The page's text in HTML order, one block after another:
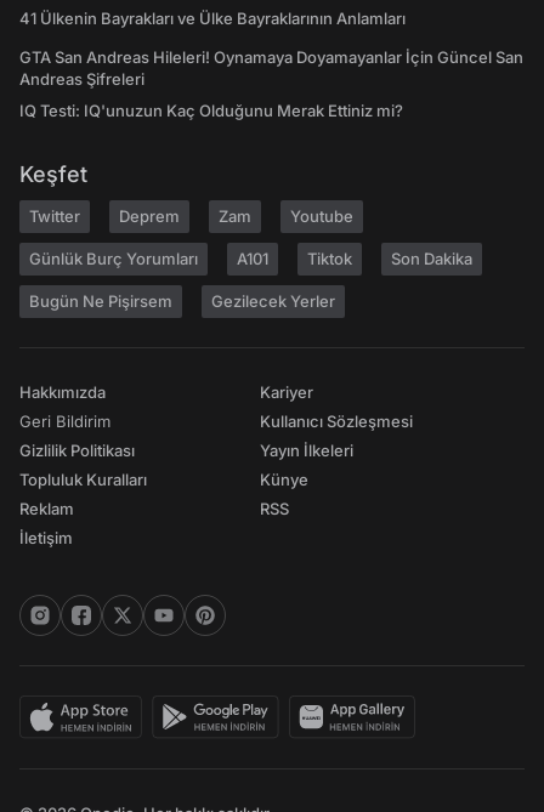
41 Ülkenin Bayrakları ve Ülke Bayraklarının Anlamları
GTA San Andreas Hileleri! Oynamaya Doyamayanlar İçin Güncel San
Andreas Şifreleri
IQ Testi: IQ'unuzun Kaç Olduğunu Merak Ettiniz mi?
Keşfet
Twitter Deprem Zam Youtube
Günlük Burç Yorumları A101 Tiktok Son Dakika
Bugün Ne Pişirsem Gezilecek Yerler
Hakkımızda
Geri Bildirim
Gizlilik Politikası
Topluluk Kuralları
Reklam
İletişim
Kariyer
Kullanıcı Sözleşmesi
Yayın İlkeleri
Künye
RSS